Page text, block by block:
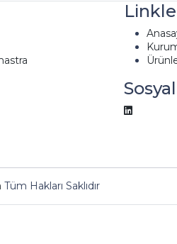
Tüm Hakları Saklıdır